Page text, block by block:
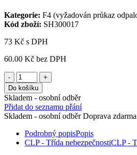
Kategorie: F4 (vyžadován průkaz
Kód zboží: SH300017
73 Kč s DPH
60.00 Kč bez DPH
-
+
Do košíku
Skladem - osobní odběr
Přidat do seznamu přání
Skladem - osobní odběr Doprava zdarma
Podrobný popisPopis
CLP - Třída nebezpečnostiCLP -